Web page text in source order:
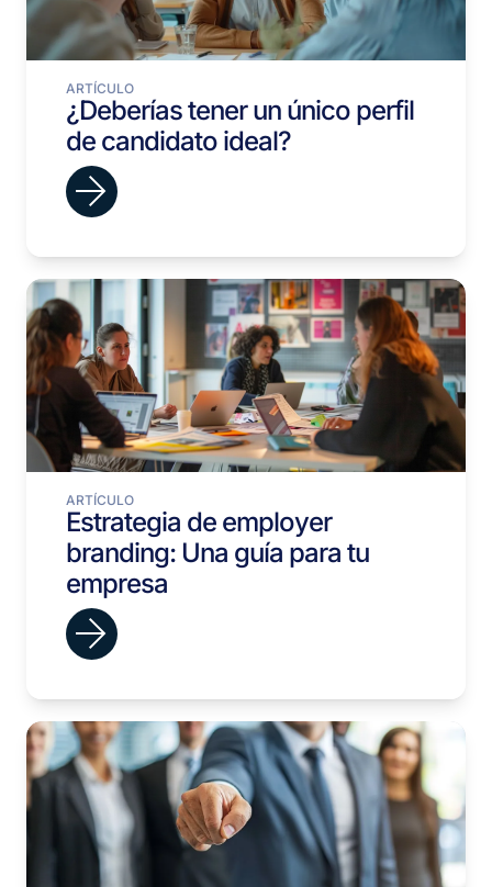
ARTÍCULO
¿Deberías tener un único perfil
de candidato ideal?
ARTÍCULO
Estrategia de employer
branding: Una guía para tu
empresa